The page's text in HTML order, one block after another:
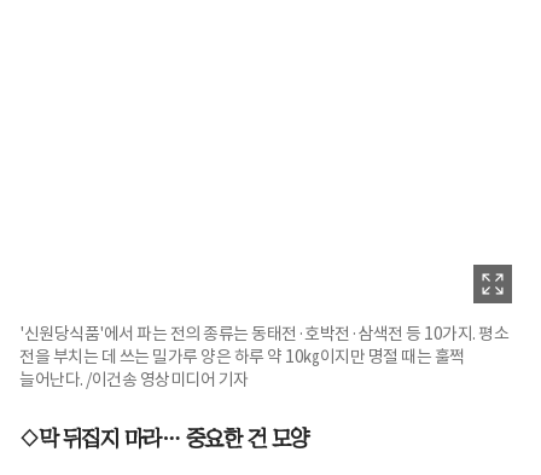
'신원당식품'에서 파는 전의 종류는 동태전·호박전·삼색전 등 10가지. 평소
전을 부치는 데 쓰는 밀가루 양은 하루 약 10㎏이지만 명절 때는 훌쩍
늘어난다. /이건송 영상미디어 기자
◇막 뒤집지 마라… 중요한 건 모양